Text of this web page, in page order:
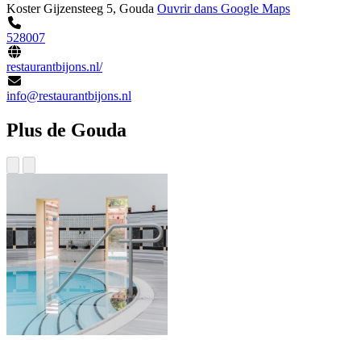
Koster Gijzensteeg 5, Gouda Ouvrir dans Google Maps
528007
restaurantbijons.nl/
info@restaurantbijons.nl
Plus de Gouda